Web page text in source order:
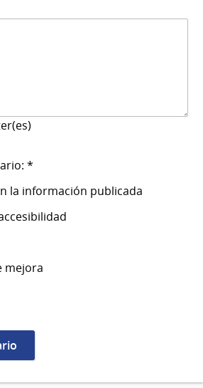
*
la información publicada
mejora